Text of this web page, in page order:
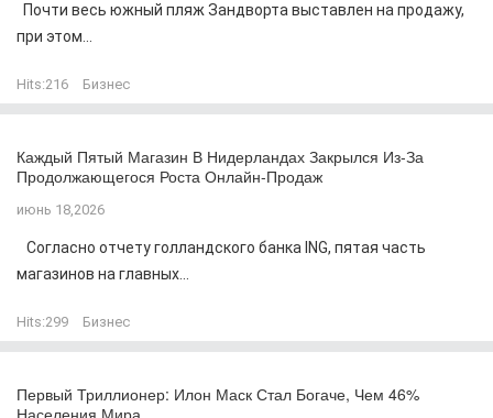
Почти весь южный пляж Зандворта выставлен на продажу,
при этом...
Hits:216 Бизнес
Каждый Пятый Магазин В Нидерландах Закрылся Из-За
Продолжающегося Роста Онлайн-Продаж
июнь 18,2026
Согласно отчету голландского банка ING, пятая часть
магазинов на главных...
Hits:299 Бизнес
Первый Триллионер: Илон Маск Стал Богаче, Чем 46%